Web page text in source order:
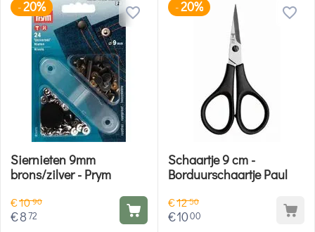
-20%
Siernieten 9mm
brons/zilver - Prym
€1090
€872
-20%
Schaartje 9 cm -
Borduurschaartje Paul
€1250
€1000